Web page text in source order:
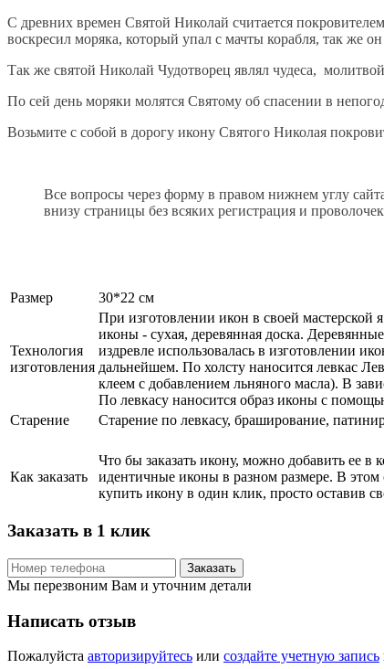
С древних времен Святой Николай считается
воскресил моряка, который упал с мачты корабля, так же
Так же святой Николай Чудотворец являл чудеса,
По сей день моряки молятся Святому об спасении в
Возьмите с собой в дорогу икону Святого Николая
Все вопросы через форму в правом нижнем углу
внизу страницы без всяких регистрация и
Размер
30*22 см
Технология
изготовления
При изготовлении икон в своей мастерской
иконы - сухая, деревянная доска.
издревле использовалась в изготовлении
дальнейшем. По холсту наносится левкас
клеем с добавлением льняного масла). В
По левкасу наносится образ иконы с
Старение
Старение по левкасу, браширование,
Как заказать
Что бы заказать икону, можно добавить ее
идентичные иконы в разном размере. В
купить икону в один клик, просто оставив
Заказать в 1 клик
Заказать
Мы перезвоним Вам и уточним детали
Написать отзыв
Пожалуйста авторизируйтесь или создайте учетную запись